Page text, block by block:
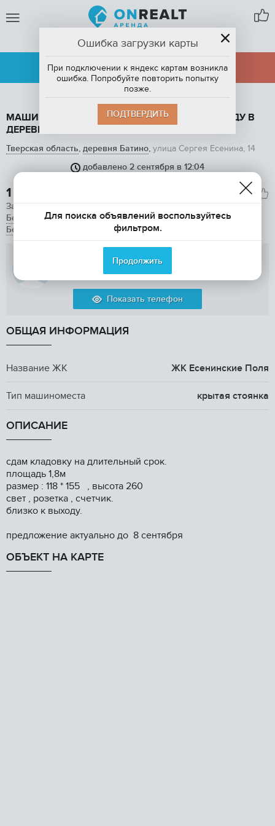
ДЕРЕВНЯ БАТИНО
АРЕНДА
ПРОДАЖА
МАШИНОМЕСТО НА КРЫТОЙ СТОЯНКЕ В АРЕНДУ В
ДЕРЕВНЕ БАТИНО, УЛИЦА СЕРГЕЯ ЕСЕНИНА, 14
Тверская область, деревня Батино, улица Сергея Есенина, 14
добавлено 2 сентября в 12:04
1/ 4
1 300
Залог
Без комиссии
Без предоплаты
Пользователь
Показать телефон
ОБЩАЯ ИНФОРМАЦИЯ
Название ЖК ЖК Есенинские Поля
Тип машиноместа крытая стоянка
ОПИСАНИЕ
сдам кладовку на длительный срок.
площадь 1,8м
размер : 118 * 155 , высота 260
свет , розетка , счетчик.
близко к выходу.
предложение актуально до 8 сентября
ОБЪЕКТ НА КАРТЕ
Ошибка загрузки карты
При подключении к яндекс картам возникла
ошибка. Попробуйте повторить попытку
позже.
ПОДТВЕРДИТЬ
Для поиска объявлений воспользуйтесь
фильтром.
Продолжить